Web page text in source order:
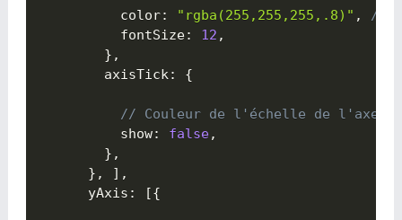
          color
: "rgba(255,255,255,.8)" ,
//
          fontSize
: 12 ,
} ,
        axisTick
: {
// Couleur de l'échelle de l'axe
          show
: false,
} ,
} , ] ,
      yAxis
: [{